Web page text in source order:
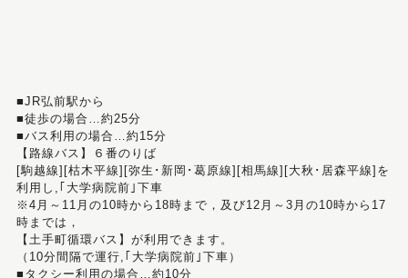
■JR弘前駅から
■徒歩の場合…約25分
■バス利用の場合…約15分
【路線バス】６番のりば
[駒越線][枯木平線][弥生･新岡･葛原線][相馬線][大秋･居森平線]を
利用し,｢大学病院前｣下車
※4月～11月の10時から18時まで，及び12月～3月の10時から17
時までは，
【土手町循環バス】が利用できます。
（10分間隔で運行,｢大学病院前｣下車）
■タクシー利用の場合…約10分